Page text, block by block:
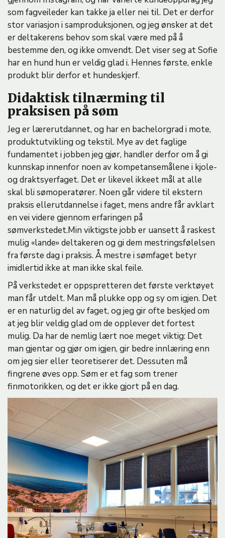
som fagveileder kan takke ja eller nei til. Det er derfor
stor variasjon i samproduksjonen, og jeg ønsker at det
er deltakerens behov som skal være med på å
bestemme den, og ikke omvendt. Det viser seg at Sofie
har en hund hun er veldig glad i. Hennes første, enkle
produkt blir derfor et hundeskjerf.
Didaktisk tilnærming til
praksisen på søm
Jeg er lærerutdannet, og har en bachelorgrad i mote,
produktutvikling og tekstil. Mye av det faglige
fundamentet i jobben jeg gjør, handler derfor om å gi
kunnskap innenfor noen av kompetansemålene i kjole-
og draktsyerfaget. Det er likevel ikkeet mål at alle
skal bli sømoperatører. Noen går videre til ekstern
praksis ellerutdannelse i faget, mens andre får avklart
en vei videre gjennom erfaringen på
sømverkstedet.Min viktigste jobb er uansett å raskest
mulig «lande» deltakeren og gi dem mestringsfølelsen
fra første dag i praksis. Å mestre i sømfaget betyr
imidlertid ikke at man ikke skal feile.
På verkstedet er oppspretteren det første verktøyet
man får utdelt. Man må plukke opp og sy om igjen. Det
er en naturlig del av faget, og jeg gir ofte beskjed om
at jeg blir veldig glad om de opplever det fortest
mulig. Da har de nemlig lært noe meget viktig: Det
man gjentar og gjør om igjen, gir bedre innlæring enn
om jeg sier eller teoretiserer det. Dessuten må
fingrene øves opp. Søm er et fag som trener
finmotorikken, og det er ikke gjort på en dag.